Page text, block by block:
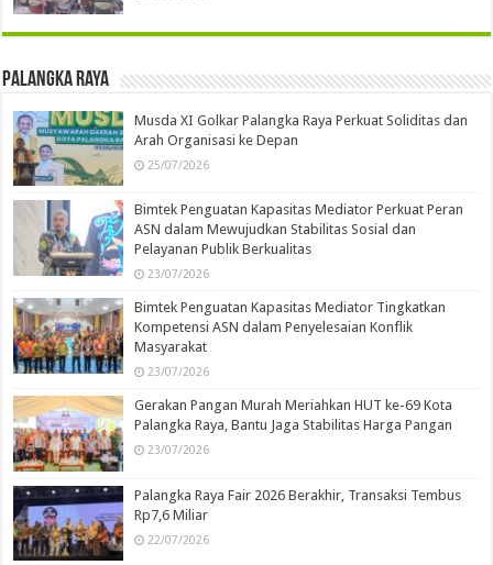
Palangka Raya
Musda XI Golkar Palangka Raya Perkuat Soliditas dan
Arah Organisasi ke Depan
25/07/2026
Bimtek Penguatan Kapasitas Mediator Perkuat Peran
ASN dalam Mewujudkan Stabilitas Sosial dan
Pelayanan Publik Berkualitas
23/07/2026
Bimtek Penguatan Kapasitas Mediator Tingkatkan
Kompetensi ASN dalam Penyelesaian Konflik
Masyarakat
23/07/2026
Gerakan Pangan Murah Meriahkan HUT ke-69 Kota
Palangka Raya, Bantu Jaga Stabilitas Harga Pangan
23/07/2026
Palangka Raya Fair 2026 Berakhir, Transaksi Tembus
Rp7,6 Miliar
22/07/2026